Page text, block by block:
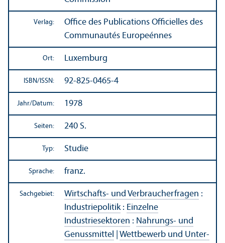
Verlag:
Office des Publications Officielles des
Communautés Europeénnes
Ort: Luxemburg
ISBN/ISSN: 92-825-0465-4
Jahr/Datum: 1978
Seiten: 240 S.
Typ: Studie
Sprache: franz.
Sachgebiet: Wirtschafts- und Verbraucherfragen :
Industriepolitik: Einzelne
Industriesektoren : Nahrungs- und
Genussmittel
Wettbewerb und Unter­